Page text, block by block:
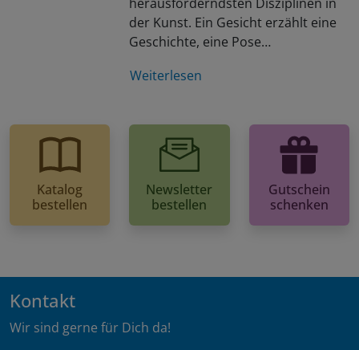
der Kunst. Ein Gesicht erzählt eine
Geschichte, eine Pose…
Weiterlesen
Katalog
bestellen
Newsletter
bestellen
Gutschein
schenken
Kontakt
Wir sind gerne für Dich da!